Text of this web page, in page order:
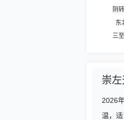
阴
东
三
崇
2026
温，